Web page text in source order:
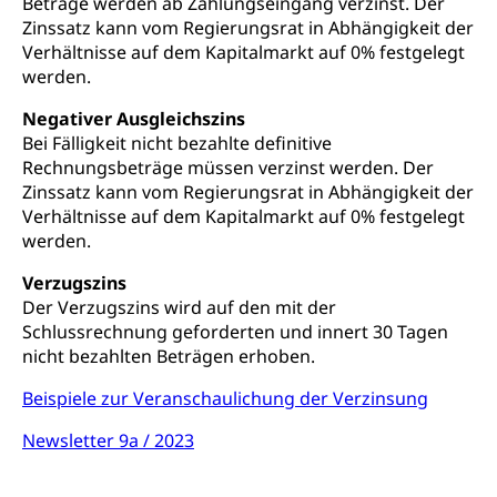
Zinssatz kann vom Regierungsrat in Abhängigkeit der
Verhältnisse auf dem Kapitalmarkt auf 0% festgelegt
werden.
Negativer Ausgleichszins
Bei Fälligkeit nicht bezahlte definitive
Rechnungsbeträge müssen verzinst werden. Der
Zinssatz kann vom Regierungsrat in Abhängigkeit der
Verhältnisse auf dem Kapitalmarkt auf 0% festgelegt
werden.
Verzugszins
Der Verzugszins wird auf den mit der
Schlussrechnung geforderten und innert 30 Tagen
nicht bezahlten Beträgen erhoben.
Beispiele zur Veranschaulichung der Verzinsung
Newsletter 9a / 2023
Erwachsenenmatura
Bildungsgutscheine Grundkompetenzen
Bildung & Berufsabschluss für Erwachsene
Fachperson Betreuung (verkürzte
Grundbildung)
Fachperson Gesundheit (verkürzte
Grundbildung)
Berufsberatung (berufsberatung.ch)
Grundkompetenzen (einfach-besser.ch)
Bildung & Berufsabschluss für Erwachsene
Lehre nach dem Gymnasium
Höhere Berufsbildung
Berufliche Grundbildung
Lehre, Berufsfachschule, Lehrbetrieb, Lehrvertrag,
Berufsberatung, Qualifikationsverfahren,
Berufswahl & Berufsberatung, Schnupperlehre und
Lehrstellensuche, Berufsmaturität,
Brückenangebote, Zugewanderte & Arbeitsmarkt,
Fachstelle Berufsbildung
Schulen und Berufsbildungszentren
Integrationsvorlehre INVOL Zentralschweiz
Fremdsprachen in der Berufslehre –
MobiLingua
Informationen für Lernende und Gesetzliche
Vertreter
Informationen für zugewanderte Personen
Schnupperlehre & Lehrstellensuche
Hochschule Fachhochschule
Studium, Hochschulstudium, tertiäre Bildung
Campus Horw (HSLU)
Fachstelle Hochschulbildung
Hochschulen
Hochschule Luzern HSLU
Mittelschulen
Gymnasium, Handelsmittelschule, Sekundarstufe II,
Kantonsschule, Fachmittelschule, Fachmatura,
Fachklasse Grafik Luzern, Berufsmatura,
Informatikmittelschule, Fachmittelschulzentrum
FMS, Fachmittelschulen, Vollzeitschulen mit
Berufsmatura BM, Aufnahmebedingungen FMS und
Vollzeitschulen mit BM